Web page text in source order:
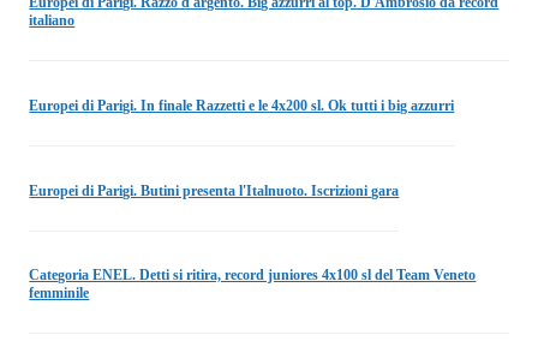
italiano
Europei di Parigi. In finale Razzetti e le 4x200 sl. Ok tutti i big azzurri
Europei di Parigi. Butini presenta l'Italnuoto. Iscrizioni gara
Categoria ENEL. Detti si ritira, record juniores 4x100 sl del Team Veneto
femminile